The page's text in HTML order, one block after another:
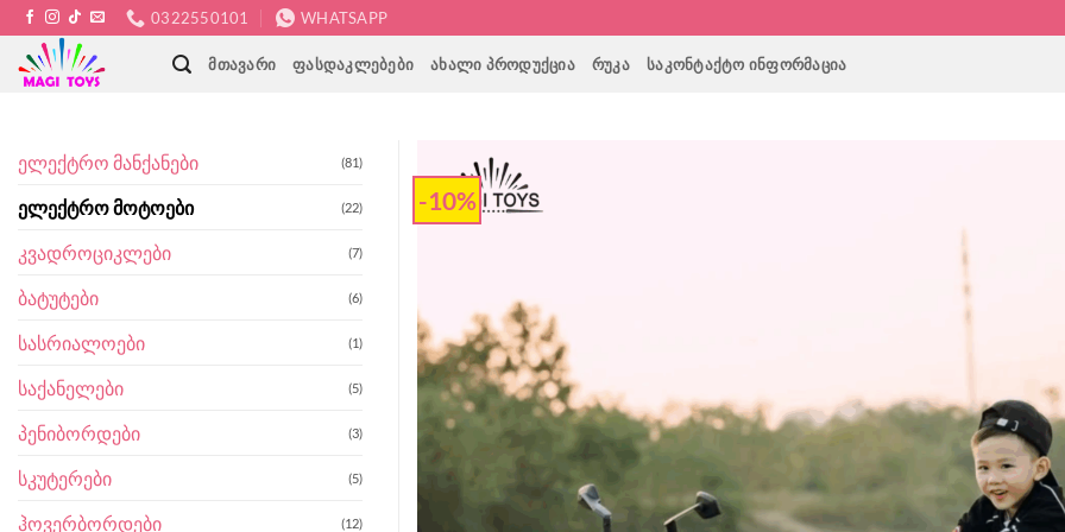
Skip
to
content
0322550101 WHATSAPP
ᲛᲗᲐᲕᲐᲠᲘ ᲤᲐᲡᲓᲐᲙᲚᲔᲑᲔᲑᲘ ᲐᲮᲐᲚᲘ ᲞᲠᲝᲓᲣᲥᲪᲘᲐ ᲠᲣᲙᲐ ᲡᲐᲙᲝᲜᲢᲐᲥᲢᲝ ᲘᲜᲤᲝᲠᲛᲐᲪᲘᲐ
-10%
ელექტრო მანქანები (81)
ელექტრო მოტოები (22)
კვადროციკლები (7)
ბატუტები (6)
სასრიალოები (1)
საქანელები (5)
პენიბორდები (3)
სკუტერები (5)
ჰოვერბორდები (12)